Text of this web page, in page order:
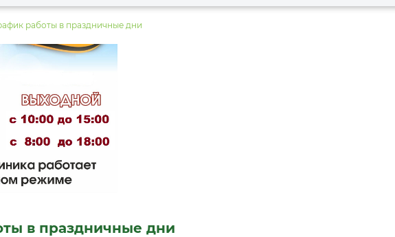
работы в праздничные дни
в праздничные дни